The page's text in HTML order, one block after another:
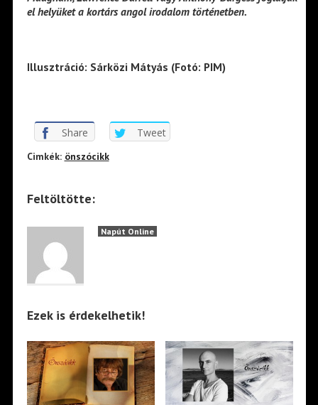
el helyüket a kortárs angol irodalom történetben.
Illusztráció: Sárközi Mátyás (Fotó: PIM)
Share Tweet
Cimkék: önszócikk
Feltöltötte:
Napút Online
Ezek is érdekelhetik!